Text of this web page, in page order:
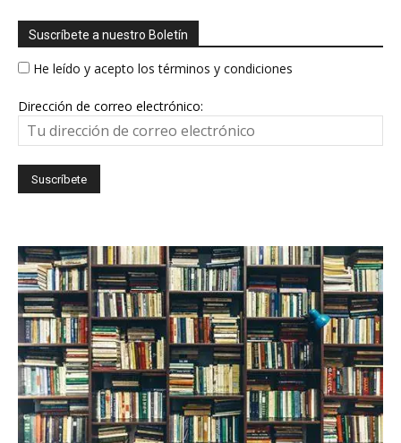
Suscríbete a nuestro Boletín
He leído y acepto los términos y condiciones
Dirección de correo electrónico: